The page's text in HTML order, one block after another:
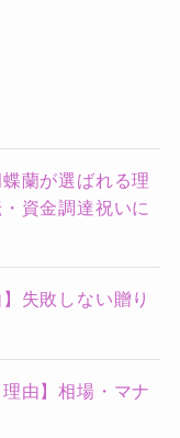
蘭が選ばれる理
資金調達祝いに
失敗しない贈り
由】相場・マナ